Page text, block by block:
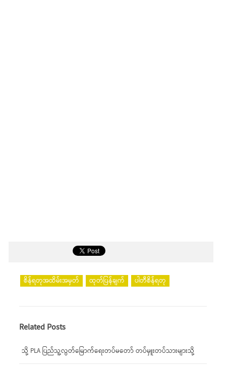
စိန်ရတုအထိမ်းအမှတ် ထုတ်ပြန်ချက် ပါတီစိန်ရတု
Related Posts
သို့ PLA ပြည်သူ့လွတ်မြောက်ရေးတပ်မတော် တပ်မှူးတပ်သားများသို့